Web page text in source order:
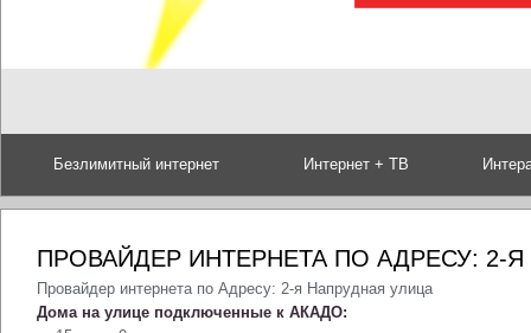
Безлимитный интернет Интернет + ТВ
ПРОВАЙДЕР ИНТЕРНЕТА ПО АДРЕСУ: 2-
Провайдер интернета по Адресу: 2-я Напрудная улица
Дома на улице подключенные к АКАДО: